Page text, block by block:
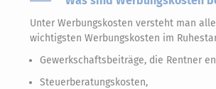
Unter Werbungskosten versteht man
wichtigsten Werbungskosten im
Gewerkschaftsbeiträge, die Rentner
Steuerberatungskosten,